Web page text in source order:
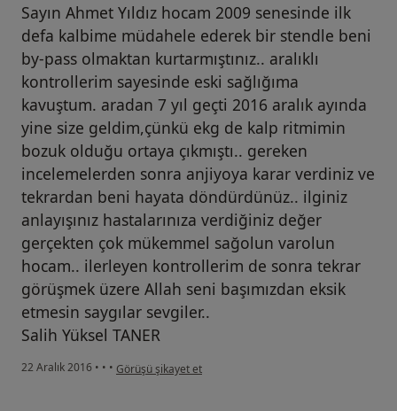
Sayın Ahmet Yıldız hocam 2009 senesinde ilk
defa kalbime müdahele ederek bir stendle beni
by-pass olmaktan kurtarmıştınız.. aralıklı
kontrollerim sayesinde eski sağlığıma
kavuştum. aradan 7 yıl geçti 2016 aralık ayında
yine size geldim,çünkü ekg de kalp ritmimin
bozuk olduğu ortaya çıkmıştı.. gereken
incelemelerden sonra anjiyoya karar verdiniz ve
tekrardan beni hayata döndürdünüz.. ilginiz
anlayışınız hastalarınıza verdiğiniz değer
gerçekten çok mükemmel sağolun varolun
hocam.. ilerleyen kontrollerim de sonra tekrar
görüşmek üzere Allah seni başımızdan eksik
etmesin saygılar sevgiler..
Salih Yüksel TANER
22 Aralık 2016 • • • kullanıcının görüşüne göre he...i
Görüşü şikayet et